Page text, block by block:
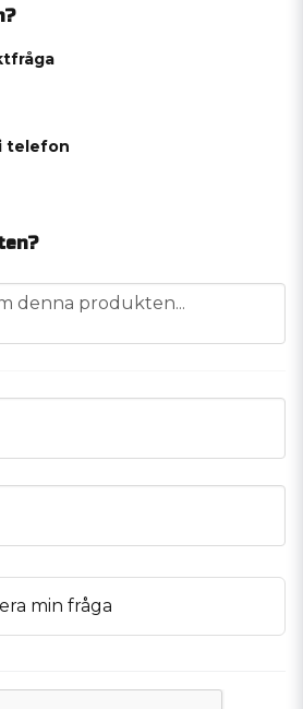
telefon
denna produkten...
min fråga